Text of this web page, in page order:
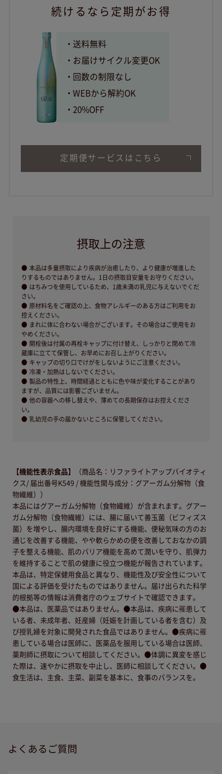
続けるなら定期がお得
送料無料
お届けサイクル変更OK
回数の制限なし
WEBから解約OK
20%OFF
定期便サービスはこちら
摂取上の注意
本品は多量摂取により疾病が治癒したり、より健康が増進した
りするものではありません。1日の摂取目安量をお守りください。
はちみつを使用しているため、1歳未満の乳児に与えないでくだ
さい。
原材料名をご確認の上、食物アレルギーのある方はご利用をお
控えください。
まれに体に合わない場合がございます。その場合はご使用をお
やめください。
開栓後は付属の再栓キャップに付け替え、しっかりと閉めて冷
蔵庫に立てて保管し、お早めにお召し上がりください。
キャップの切り口でけがをしないようにご注意ください。
冷凍・加熱はしないでください。
製品の特性上、時間経過とともに色や味が変化することがあり
ますが、品質には影響ございません。
他の容器への移し替えや、薄めての長期保存はお控えくださ
い。
乳幼児の手の届かないところに保管してください。
【機能性表示食品】
（商品名：リファライトアップバイオティ
クス/ 届出番号K549 / 機能性関与成分：グアーガム分解物（食
物繊維））
本品にはグアーガム分解物（食物繊維）が含まれます。グアー
ガム分解物（食物繊維）には、腸に届いて善玉菌（ビフィズス
菌）を増やし、腸内環境を良好にする機能、便秘気味の方のお
通じを改善する機能、やや軟らかめの便を改善しておなかの調
子を整える機能、肌のバリア機能を高めて潤いを守り、肌弾力
を維持することで肌の健康に役立つ機能が報告されています。
本品は、特定保健用食品と異なり、機能性及び安全性について
国による評価を受けたものではありません。届け出られた科学
的根拠等の情報は消費者庁のウェブサイトで確認できます。
●本品は、医薬品ではありません。●本品は、疾病に罹患して
いる者、未成年者、妊産婦（妊娠を計画している者を含む）及
び授乳婦を対象に開発された食品ではありません。●疾病に罹
患している場合は医師に、医薬品を服用している場合は医師、
薬剤師に摂取について相談してください。●体調に異変を感じ
た際は、速やかに摂取を中止し、医師に相談してください。●
食生活は、主食、主菜、副菜を基本に、食事のバランスを。
よくあるご質問